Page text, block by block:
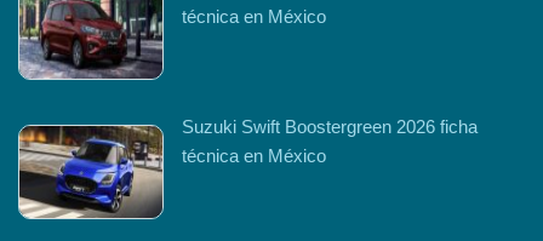
técnica en México
Suzuki Swift Boostergreen 2026 ficha
técnica en México